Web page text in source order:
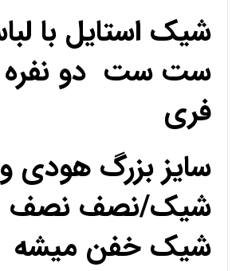
شیک استایل با
ست ست دو
فری
سایز بزرگ هودی
شیک/نصف نصف
شیک خفن میشه